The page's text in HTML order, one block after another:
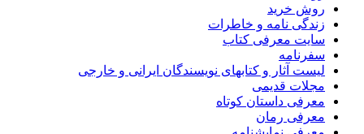
روش خرید
زندگی نامه و خاطرات
سایت معرفی کتاب
سفرنامه
لیست آثار و کتابهای نویسندگان ایرانی و خارجی
مجلات قدیمی
معرفی داستان کوتاه
معرفی رمان